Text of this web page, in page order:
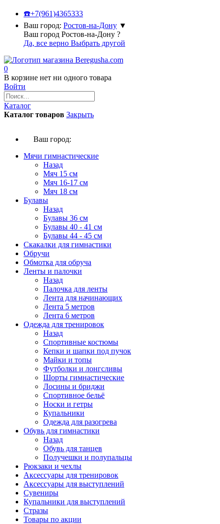
☎️+7(961)4365333
Ваш город: Ростов-на-Дону ▼
Ваш город Ростов-на-Дону ?
Да, все верно Выбрать другой
0
В корзине нет ни одного товара
Войти
Каталог
Каталог товаров Закрыть
Ваш город:
Мячи гимнастические
Назад
Мяч 15 см
Мяч 16-17 см
Мяч 18 см
Булавы
Назад
Булавы 36 см
Булавы 40 - 41 см
Булавы 44 - 45 см
Скакалки для гимнастики
Обручи
Обмотка для обруча
Ленты и палочки
Назад
Палочка для ленты
Лента для начинающих
Лента 5 метров
Лента 6 метров
Одежда для тренировок
Назад
Спортивные костюмы
Кепки и шапки под пучок
Майки и топы
Футболки и лонгсливы
Шорты гимнастические
Лосины и бриджи
Спортивное бельё
Носки и гетры
Купальники
Одежда для разогрева
Обувь для гимнастики
Назад
Обувь для танцев
Получешки и полупальцы
Рюкзаки и чехлы
Аксессуары для тренировок
Аксессуары для выступлений
Сувениры
Купальники для выступлений
Стразы
Товары по акции